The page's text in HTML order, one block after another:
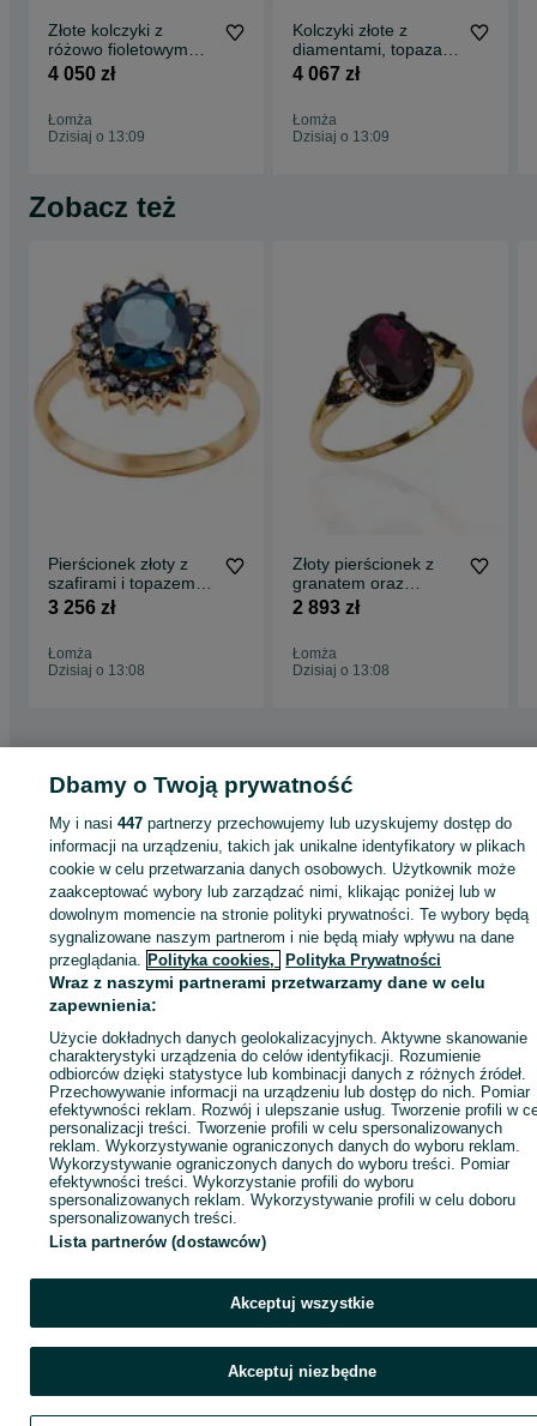
Złote kolczyki z
różowo fioletowym
dodatkiem, koła
4 050 zł
Łomża
Dzisiaj o 13:09
Kolczyki złote z
diamentami, topazami
verona GZ21212
4 067 zł
Łomża
Dzisiaj o 13:09
Zobacz też
Pierścionek złoty z
szafirami i topazem
Verona 16060
3 256 zł
Łomża
Dzisiaj o 13:08
Złoty pierścionek z
granatem oraz
diamentami VERONA
2 893 zł
Łomża
Dzisiaj o 13:08
Strona główna Moda Biżuteria Pierścionki
Pierścionki - Podlaskie
Pierścionki - Łomża
KATEGORIA
ID:1037812878 Wyświetlenia:
Zadzwoń / SMS
Dbamy o Twoją prywatność
My i nasi447 partnerzy przechowujemy lub uzyskujemy dostęp do
informacji na urządzeniu, takich jak unikalne identyfikatory w plikach
cookie w celu przetwarzania danych osobowych. Użytkownik może
zaakceptować wybory lub zarządzać nimi, klikając poniżej lub w
dowolnym momencie na stronie polityki prywatności. Te wybory będą
sygnalizowane naszym partnerom i nie będą miały wpływu na dane
przeglądania. Polityka cookies, Polityka Prywatności
Wraz z naszymi partnerami przetwarzamy dane w celu
zapewnienia:
Użycie dokładnych danych geolokalizacyjnych. Aktywne skanowanie
charakterystyki urządzenia do celów identyfikacji. Rozumienie
odbiorców dzięki statystyce lub kombinacji danych z różnych źródeł.
Przechowywanie informacji na urządzeniu lub dostęp do nich. Pomiar
efektywności reklam. Rozwój i ulepszanie usług. Tworzenie profili w
personalizacji treści. Tworzenie profili w celu spersonalizowanych
reklam. Wykorzystywanie ograniczonych danych do wyboru reklam.
Wykorzystywanie ograniczonych danych do wyboru treści. Pomiar
efektywności treści. Wykorzystanie profili do wyboru
spersonalizowanych reklam. Wykorzystywanie profili w celu doboru
spersonalizowanych treści.
Lista partnerów (dostawców)
Akceptuj wszystkie
Akceptuj niezbędne